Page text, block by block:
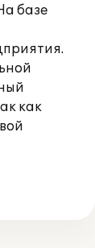
базе
как